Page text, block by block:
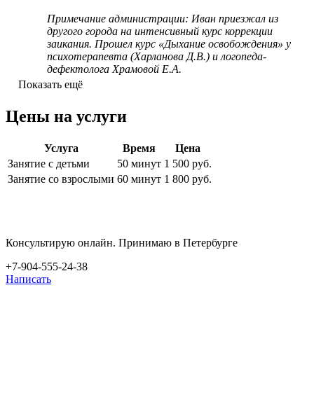
Примечание администрации: Иван приезжал из
другого города на интенсивный курс коррекции
заикания. Прошел курс «Дыхание освобождения» у
психотерапевта (Харланова Д.В.) и логопеда-
дефектолога Храмовой Е.А.
Показать ещё
Цены на услуги
Услуга Время
Цена
Занятие с детьми
50 минут 1 500 руб.
Занятие со взрослыми 60 минут 1 800 руб.
Консультирую онлайн. Принимаю в Петербурге
+7-904-555-24-38
Написать